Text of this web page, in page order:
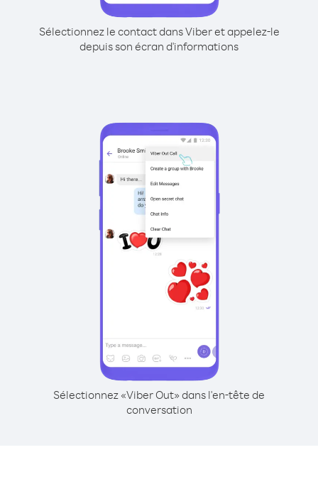
Sélectionnez le contact dans Viber et appelez-le
depuis son écran d'informations
Sélectionnez «Viber Out» dans l'en-tête de
conversation